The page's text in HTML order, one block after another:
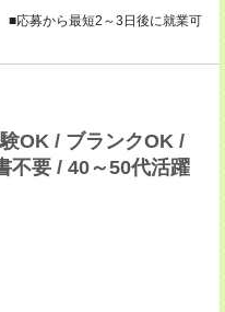
■応募から最短2～3日後に就業可
OK / ブランクOK /
不要 / 40～50代活躍